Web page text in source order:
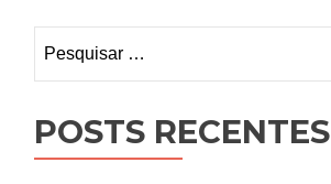
Post
por:
POSTS RECENTES